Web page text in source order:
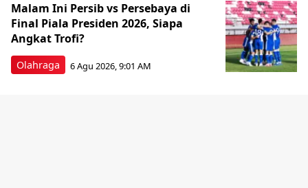
Olahraga
Malam Ini Persib vs Persebaya di
Final Piala Presiden 2026, Siapa
Angkat Trofi?
6 Agu 2026, 9:01 AM